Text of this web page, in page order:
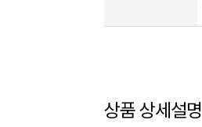
상품 상세설명